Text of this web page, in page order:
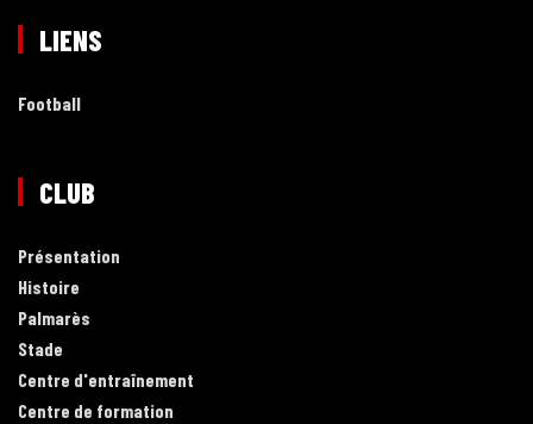
LIENS
Football
CLUB
Présentation
Histoire
Palmarès
Stade
Centre d'entraînement
Centre de formation